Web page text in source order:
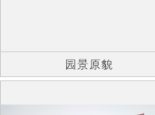
园景原貌